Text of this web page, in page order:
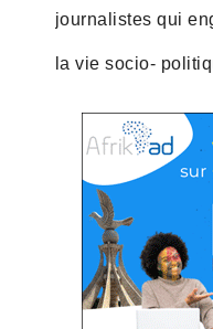
journalistes qui
la vie socio-